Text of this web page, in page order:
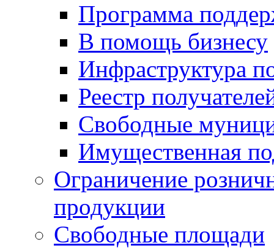
Программа
В помощь бизнесу
Инфраструктура
Реестр
Свободные
Имущественная
Ограничение
продукции
Свободные площади